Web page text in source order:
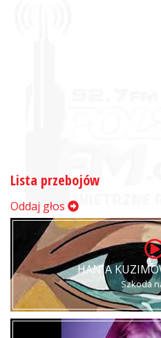
Lista przebojów
Oddaj głos
HANIA
Szkoda